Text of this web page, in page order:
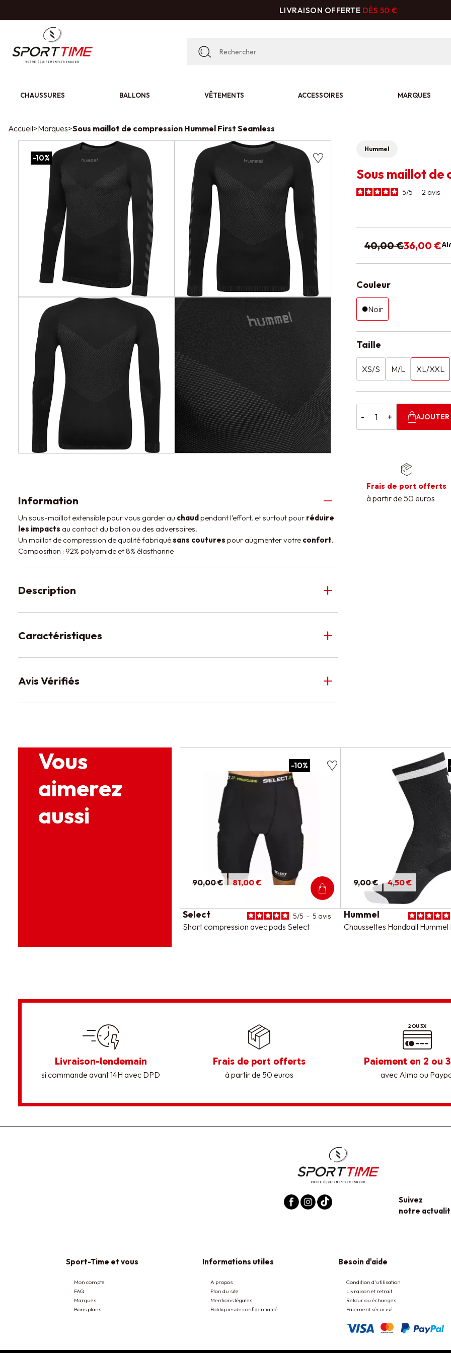
LIVRAISON OFFERTE DÈS 50 €
CHAUSSURES BALLONS VÊTEMENTS ACCESSOIRES MARQUES
Accueil>Marques>Sous maillot de compression Hummel First Seamless
Hummel
Sous maillot de
5/5 - 2 avis
Couleur
Noir
Taille
XS/S M/L XL/XXL
40,00 €36,00 €
- + AJOUTER
Frais de port offerts
à partir de 50 euros
-10%
Information
Un sous-maillot extensible pour vous garder au chaud pendant l'effort, et surtout pour réduire
les impacts au contact du ballon ou des adversaires.
Un maillot de compression de qualité fabriquésans coutures pour augmenter votre confort.
Composition : 92% polyamide et 8% élasthanne
Description
Caractéristiques
Avis Vérifiés
Vous
aimerez
aussi
90,00 € 81,00 €
-10%
Select 5/5 - 5 avis
Short compression avec pads Select
9,00 € 4,50 €
Hummel
Chaussettes Handball Hummel
Livraison-lendemain
si commande avant 14H avec DPD
Frais de port offerts
à partir de 50 euros
Paiement en 2 ou
avec Alma ou
Suivez
notre
Sport-Time et vous
Mon compte
FAQ
Marques
Bons plans
Informations utiles
A propos
Plan du site
Mentions légales
Politiques de confidentialité
Besoin d'aide
Condition d'utilisation
Livraison et retrait
Retour ou échanges
Paiement sécurisé